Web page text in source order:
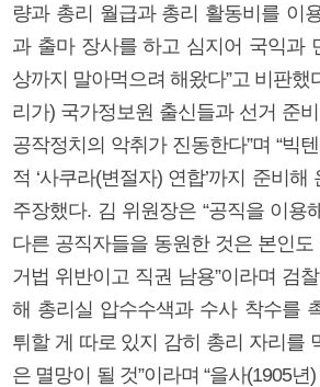
량과 총리 월급과 총리 활동비를 이
과 출마 장사를 하고 심지어 국익과
상까지 말아먹으려 해왔다”고 비판했
리가) 국가정보원 출신들과 선거 준
공작정치의 악취가 진동한다”며 “빅
적 ‘사쿠라(변절자) 연합’까지 준비해
주장했다. 김 위원장은 “공직을 이용
다른 공직자들을 동원한 것은 본인도
거법 위반이고 직권 남용”이라며 검
해 총리실 압수수색과 수사 착수를
튀할 게 따로 있지 감히 총리 자리를
은 멸망이 될 것”이라며 “을사(1905